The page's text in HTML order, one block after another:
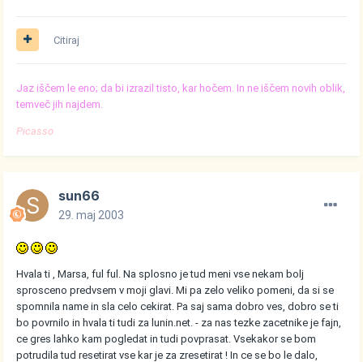
Citiraj
Jaz iščem le eno; da bi izrazil tisto, kar hočem. In ne iščem novih oblik,
temveč jih najdem.
Picasso
sun66
29. maj 2003
Hvala ti , Marsa, ful ful. Na splosno je tud meni vse nekam bolj
sprosceno predvsem v moji glavi. Mi pa zelo veliko pomeni, da si se
spomnila name in sla celo cekirat. Pa saj sama dobro ves, dobro se ti
bo povrnilo in hvala ti tudi za lunin.net. - za nas tezke zacetnike je fajn,
ce gres lahko kam pogledat in tudi povprasat. Vsekakor se bom
potrudila tud resetirat vse kar je za zresetirat ! In ce se bo le dalo,